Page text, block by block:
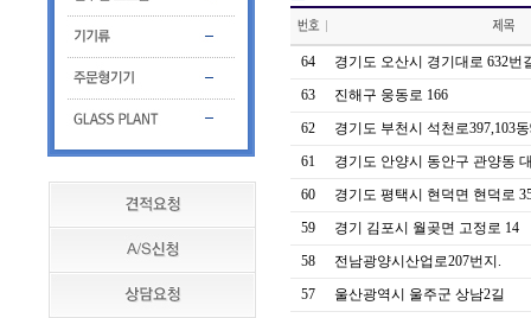
64
경기도 오산시 경기대로 632번
63
진해구 웅동로 166
62
경기도 부천시 석천로397,103
61
경기도 안양시 동안구 관양동
60
경기도 평택시 현덕면 현덕로
59
경기 김포시 월곶면 고정로 14
58
전남광양시산업로207번지.
57
울산광역시 울주군 상남2길